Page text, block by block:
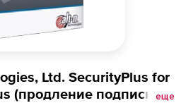
Ltd. SecurityPlus for
(продление подпискиеще